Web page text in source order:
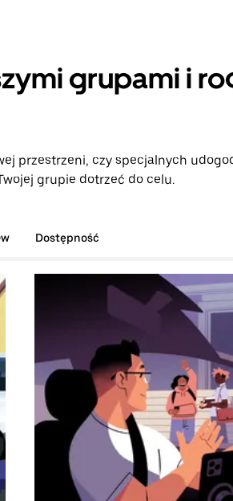
grupami i
przestrzeni, czy specjalnych
grupie dotrzeć do celu.
Dostępność